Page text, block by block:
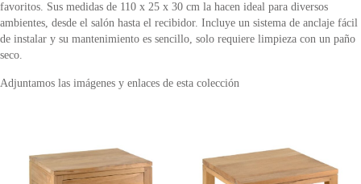
favoritos. Sus medidas de 110 x 25 x 30 cm la hacen ideal para diversos
ambientes, desde el salón hasta el recibidor. Incluye un sistema de anclaje fácil
de instalar y su mantenimiento es sencillo, solo requiere limpieza con un paño
seco.
Adjuntamos las imágenes y enlaces de esta colección